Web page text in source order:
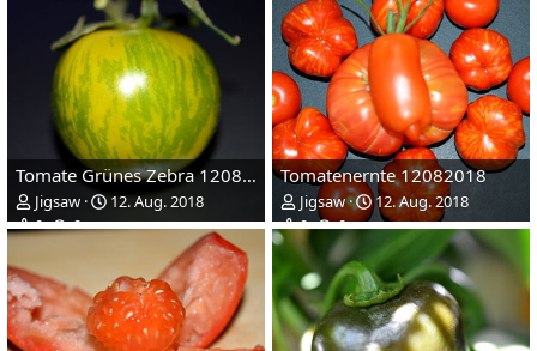
Tomate Grünes Zebra 12082018
Jigsaw
12. Aug. 2018
0
0
Tomatenernte 12082018
Jigsaw
12. Aug. 2018
0
0